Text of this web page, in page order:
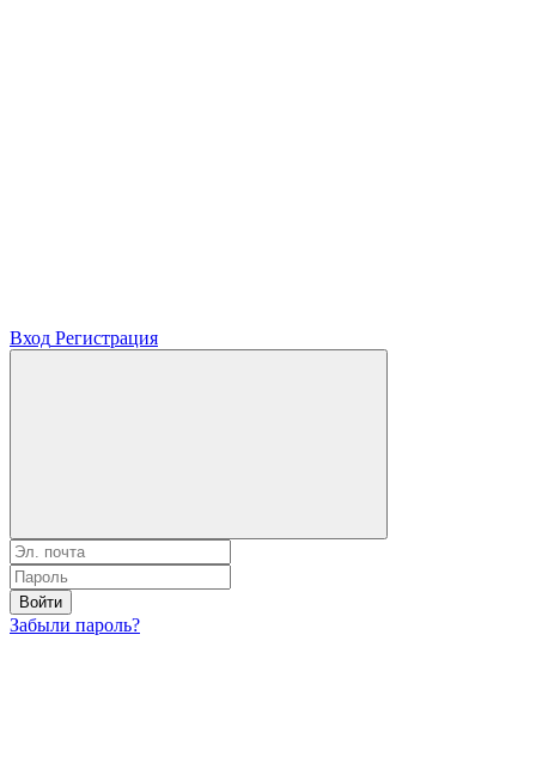
Вход Регистрация
Войти
Забыли пароль?